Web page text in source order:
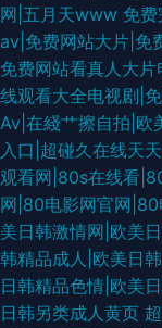
网|五月天www 免
av|免费网站大片|免
免费网站看真人大
线观看大全电视剧|
Av|在綫艹擦自拍|欧
入口|超碰久在线天
观看网|80s在线看
网|80电影网官网
美日韩激情网|欧美
韩精品成人|欧美日
日韩精品色情|欧美
日韩另类成人黄页